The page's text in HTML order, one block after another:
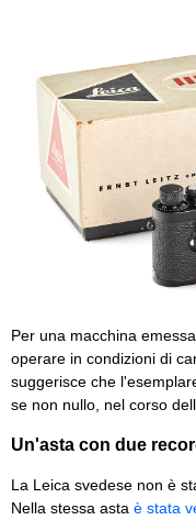
Per una macchina
operare in condizioni di
suggerisce che
se non nullo, nel corso
Un'asta con due
La Leica svedese non è
Nella stessa asta è stata